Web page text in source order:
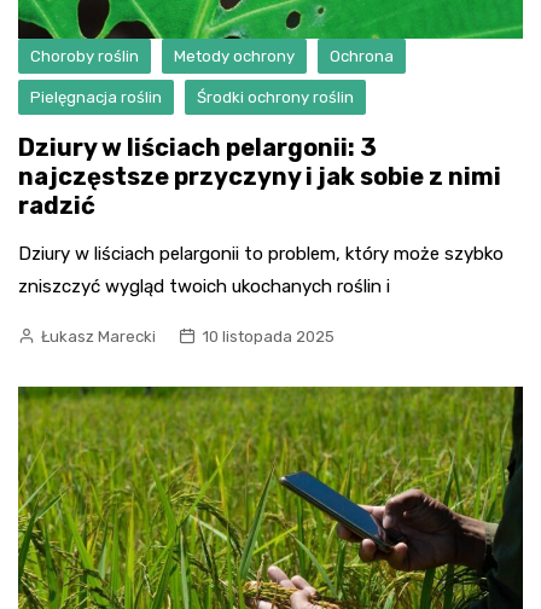
Choroby roślin Metody ochrony Ochrona
Pielęgnacja roślin Środki ochrony roślin
Dziury w liściach pelargonii: 3
najczęstsze przyczyny i jak sobie z nimi
radzić
Dziury w liściach pelargonii to problem, który może szybko
zniszczyć wygląd twoich ukochanych roślin i
Łukasz Marecki 10 listopada 2025